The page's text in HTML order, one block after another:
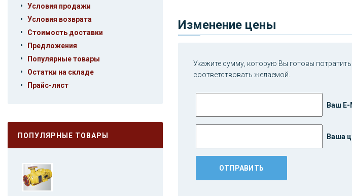
• Условия продажи
• Условия возврата
• Стоимость доставки
• Предложения
• Популярные товары
• Остатки на складе
• Прайс-лист
ПОПУЛЯРНЫЕ ТОВАРЫ
Изменение цены
Укажите сумму, которую Вы готовы
соответствовать желаемой.
Ваш E-
Ваша